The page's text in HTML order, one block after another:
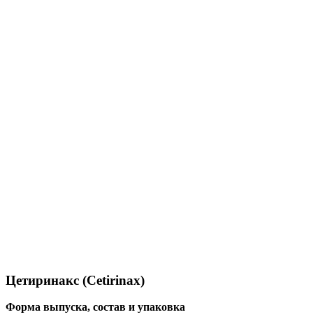
Цетиринакс (Cetirinax)
Форма выпуска, состав и упаковка